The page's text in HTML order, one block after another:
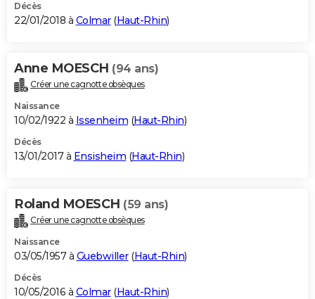
Décès
22/01/2018 à Colmar(Haut-Rhin)
Anne MOESCH (94 ans)
Créer une cagnotte obsèques
Naissance
10/02/1922 à Issenheim (Haut-Rhin)
Décès
13/01/2017 à Ensisheim (Haut-Rhin)
Roland MOESCH (59 ans)
Créer une cagnotte obsèques
Naissance
03/05/1957 à Guebwiller(Haut-Rhin)
Décès
10/05/2016 à Colmar(Haut-Rhin)